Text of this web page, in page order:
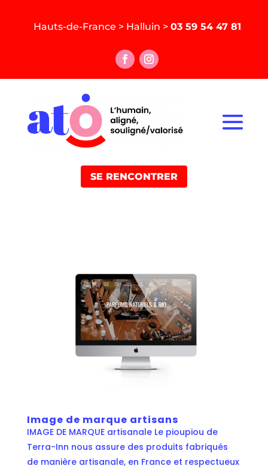
Hauts-de-France > Halluin > 03 59 54 47 81
SE RENCONTRER
Image de marque artisans
IMAGE DE MARQUE artisanale Le pioupiou de
Terra-Inn nous assure des produits fabriqués
de manière artisanale, en France et respectueux